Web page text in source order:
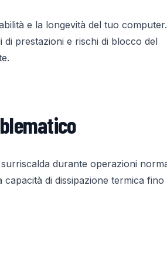
e la longevità del tuo computer.
prestazioni e rischi di blocco del
durante operazioni
di dissipazione termica fino